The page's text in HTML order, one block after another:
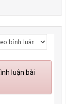
luận bài